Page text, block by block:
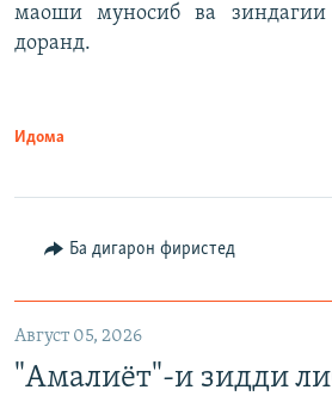
маоши муносиб ва зиндагии
доранд.
Идома
Ба дигарон фиристед
Август 05, 2026
"Амалиёт"-и зидди